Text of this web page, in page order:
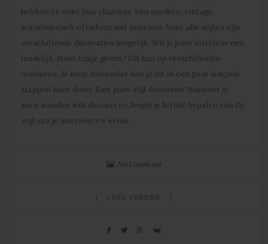
hebben ze weer hun charmes. Een modern, vintage,
scandinavisch of industrieel interieur. Voor alle stijlen zijn
verschillende decoraties mogelijk. Wil je jouw interieur een
landelijk, stoer tintje geven? Dit kan op verschillende
manieren. Je leest hieronder hoe je dit in een paar simpele
stappen kunt doen. Kies jouw stijl decoratie Wanneer je
jouw wanden wilt decoreren, begin je bij het bepalen van de
stijl van je interieur en welke
No Comment
LEES VERDER